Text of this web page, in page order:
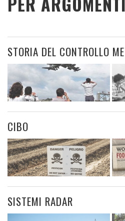
STORIA DEL CONTROLLO
CIBO
SISTEMI RADAR